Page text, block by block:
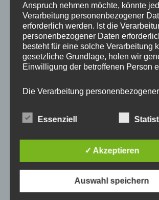
Belegung
Mindestaufenthalt
Bettwäsche + Handtücher (ab
der 3. Person)
Kinderbett (bis 3 Jahre)
Hauptsaison: 01.05.- 15.09.
Nebensaison 2: 16.09.- 31.12.
Anzahlung:
Anspruch nehmen möchte, könnte
Verarbeitung personenbezogener
erforderlich werden. Ist die
personenbezogener Daten
besteht für eine solche Verarbeitung
gesetzliche Grundlage, holen wir
Einwilligung der betroffenen Person
Die Verarbeitung personenbezogener
Adresse oder Telefonnummer einer
Person, erfolgt stets im Einklang mit
Übereinstimmung mit den für uns
landesspezifischen
Mittels dieser Datenschutzerklärung
Unternehmen die Öffentlichkeit über
und Zweck der von uns erhobenen,
verarbeiteten personenbezogenen
Essenziell
✓ Akzeptieren
Auswahl speichern